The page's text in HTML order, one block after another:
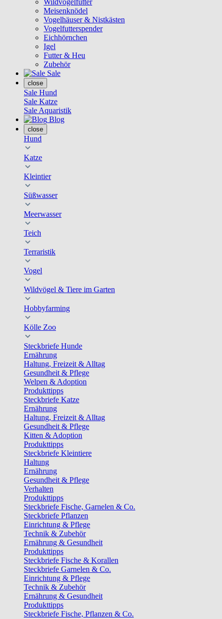
Wildvogelfutter
Meisenknödel
Vogelhäuser & Nistkästen
Vogelfutterspender
Eichhörnchen
Igel
Futter & Heu
Zubehör
Sale
close
Sale Hund
Sale Katze
Sale Aquaristik
Blog
close
Hund
Katze
Kleintier
Süßwasser
Meerwasser
Teich
Terraristik
Vogel
Wildvögel & Tiere im Garten
Hobbyfarming
Kölle Zoo
Steckbriefe Hunde
Ernährung
Haltung, Freizeit & Alltag
Gesundheit & Pflege
Welpen & Adoption
Produkttipps
Steckbriefe Katze
Ernährung
Haltung, Freizeit & Alltag
Gesundheit & Pflege
Kitten & Adoption
Produkttipps
Steckbriefe Kleintiere
Haltung
Ernährung
Gesundheit & Pflege
Verhalten
Produkttipps
Steckbriefe Fische, Garnelen & Co.
Steckbriefe Pflanzen
Einrichtung & Pflege
Technik & Zubehör
Ernährung & Gesundheit
Produkttipps
Steckbriefe Fische & Korallen
Steckbriefe Garnelen & Co.
Einrichtung & Pflege
Technik & Zubehör
Ernährung & Gesundheit
Produkttipps
Steckbriefe Fische, Pflanzen & Co.